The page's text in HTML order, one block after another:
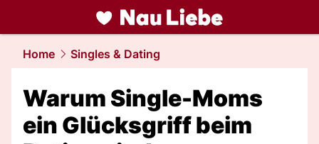
liebe.NAU.ch
Home Singles & Dating
Warum Single-Moms
ein Glücksgriff beim